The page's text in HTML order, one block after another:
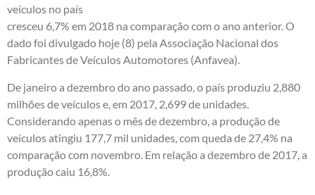
veículos no país
cresceu 6,7% em 2018 na comparação com o ano anterior. O
dado foi divulgado hoje (8) pela Associação Nacional dos
Fabricantes de Veículos Automotores (Anfavea).
De janeiro a dezembro do ano passado, o país produziu 2,880
milhões de veículos e, em 2017, 2,699 de unidades.
Considerando apenas o mês de dezembro, a produção de
veículos atingiu 177,7 mil unidades, com queda de 27,4% na
comparação com novembro. Em relação a dezembro de 2017, a
produção caiu 16,8%.